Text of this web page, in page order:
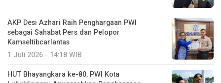
AKP Desi Azhari Raih Penghargaan PWI
sebagai Sahabat Pers dan Pelopor
Kamseltibcarlantas
1 Juli 2026 - 14:18 WIB
HUT Bhayangkara ke-80, PWI Kota